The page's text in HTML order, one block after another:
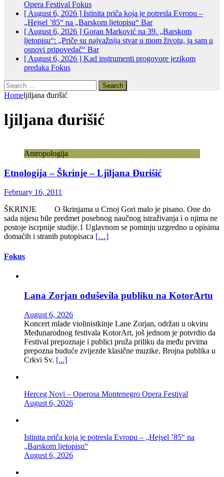
Opera Festival Fokus
[ August 6, 2026 ] Istinita priča koja je potresla Evropu –
„Hejsel ’85“ na „Barskom ljetopisu“ Bar
[ August 6, 2026 ] Goran Marković na 39. „Barskom
ljetopisu“: „Priče su najvažnija stvar u mom životu, ja sam u
osnovi pripovedač“ Bar
[ August 6, 2026 ] Kad instrumenti progovore jezikom
predaka Fokus
Search
for:
Homeljiljana đurišić
ljiljana đurišić
Antropologija
Etnologija – Škrinje – Ljiljana Đurišić
February 16, 2011
ŠKRINJE O škrinjama u Crnoj Gori malo je pisano. One do
sada nijesu bile predmet posebnog naučnog istraživanja i o njima ne
postoje iscrpnije studije.1 Uglavnom se pominju uzgredno u opisima
domaćih i stranih putopisaca […]
Fokus
Lana Zorjan oduševila publiku na KotorArtu
August 6, 2026
Koncert mlade violinistkinje Lane Zorjan, održan u okviru
Međunarodnog festivala KotorArt, još jednom je potvrdio da
Festival prepoznaje i publici pruža priliku da među prvima
prepozna buduće zvijezde klasične muzike. Brojna publika u
Crkvi Sv. [...]
Herceg Novi – Operosa Montenegro Opera Festival
August 6, 2026
Istinita priča koja je potresla Evropu – „Hejsel ’85“ na
„Barskom ljetopisu“
August 6, 2026